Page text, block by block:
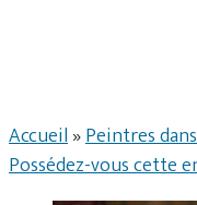
Accueil»Peintres
Possédez-vous cette